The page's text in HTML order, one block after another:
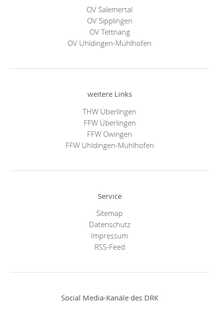
OV Salemertal
OV Sipplingen
OV Tettnang
OV Uhldingen-Mühlhofen
weitere Links
THW Überlingen
FFW Überlingen
FFW Owingen
FFW Uhldingen-Mühlhofen
Service
Sitemap
Datenschutz
Impressum
RSS-Feed
Social Media-Kanäle des DRK